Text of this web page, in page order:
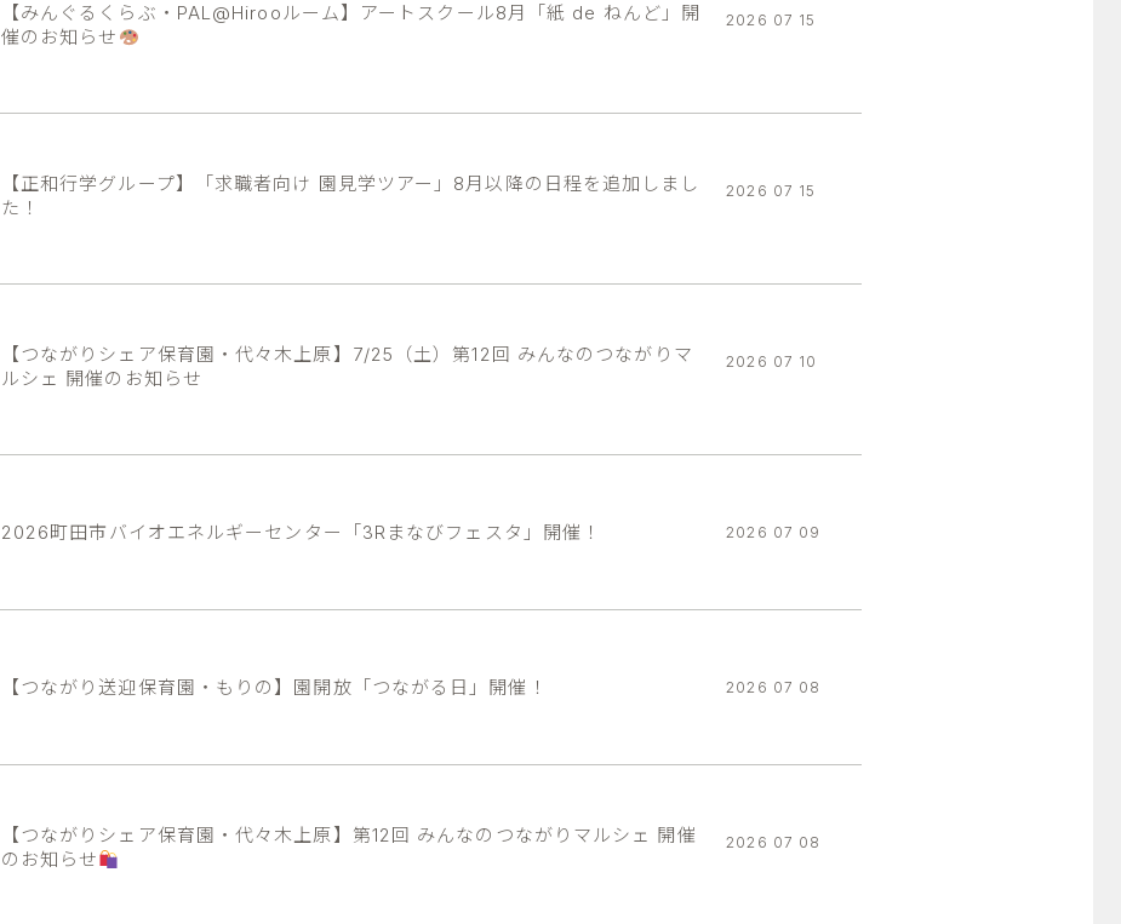
【みんぐるくらぶ・PAL@Hirooルーム】アートスクール8月「紙 de ねんど」開
催のお知らせ
2026 07 15
【正和行学グループ】「求職者向け 園見学ツアー」8月以降の日程を追加しまし
た！
2026 07 15
【つながりシェア保育園・代々木上原】7/25（土）第12回 みんなのつながりマ
ルシェ 開催のお知らせ
2026 07 10
2026町田市バイオエネルギーセンター「3Rまなびフェスタ」開催！ 2026 07 09
【つながり送迎保育園・もりの】園開放「つながる日」開催！ 2026 07 08
【つながりシェア保育園・代々木上原】第12回 みんなのつながりマルシェ 開催
のお知らせ
2026 07 08